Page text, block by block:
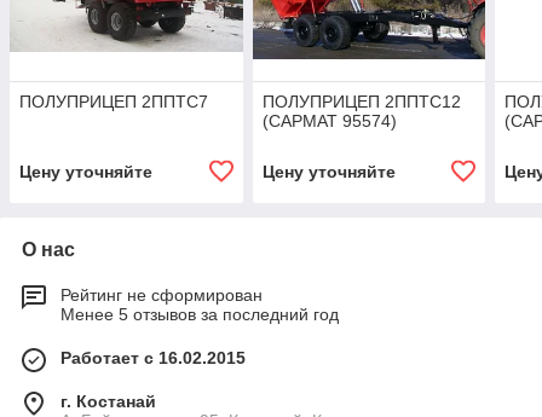
ПОЛУПРИЦЕП 2ППТС7
Цену уточняйте
ПОЛУПРИЦЕП 2ППТС12
(САРМАТ 95574)
Цену уточняйте
О нас
Рейтинг не сформирован
Менее 5 отзывов за последний год
Работает с 16.02.2015
г. Костанай